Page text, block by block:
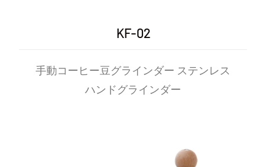
スによりコーヒー体験全体が向上し、ユーザーは各ステッ
職人技の満足感：多くの人にとって、コーヒーを手で挽く
という儀式は、コーヒー作りの職人技とつながる満足のい
費用対効果の高いオプション: 手動コーヒーグラインダーは
KF-02
手動コーヒー豆グラインダー ステンレス
ハンドグラインダー